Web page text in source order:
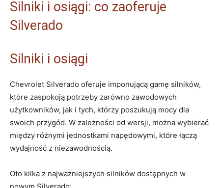
Silniki i osiągi: co zaoferuje
Silverado
Silniki i osiągi
Chevrolet Silverado oferuje imponującą gamę silników,
które zaspokoją potrzeby zarówno zawodowych
użytkowników, jak i tych, którzy poszukują mocy dla
swoich przygód. W zależności od wersji, można wybierać
między różnymi jednostkami napędowymi, które łączą
wydajność z niezawodnością.
Oto kilka z najważniejszych silników dostępnych w